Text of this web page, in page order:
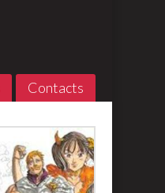
Contacts